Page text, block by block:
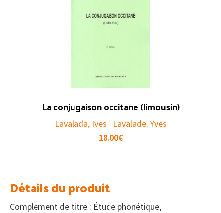
La conjugaison occitane (limousin)
Lavalada, Ives | Lavalade, Yves
18.00€
Détails du produit
Complement de titre : Étude phonétique,